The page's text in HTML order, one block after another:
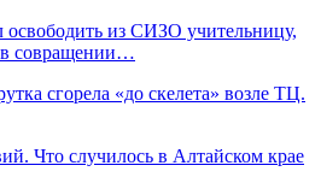
освободить из СИЗО учительницу,
совращении…
сгорела «до скелета» возле ТЦ.
Что случилось в Алтайском крае